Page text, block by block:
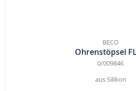
BECO
Ohrenstöpsel
0/009846
aus Silikon